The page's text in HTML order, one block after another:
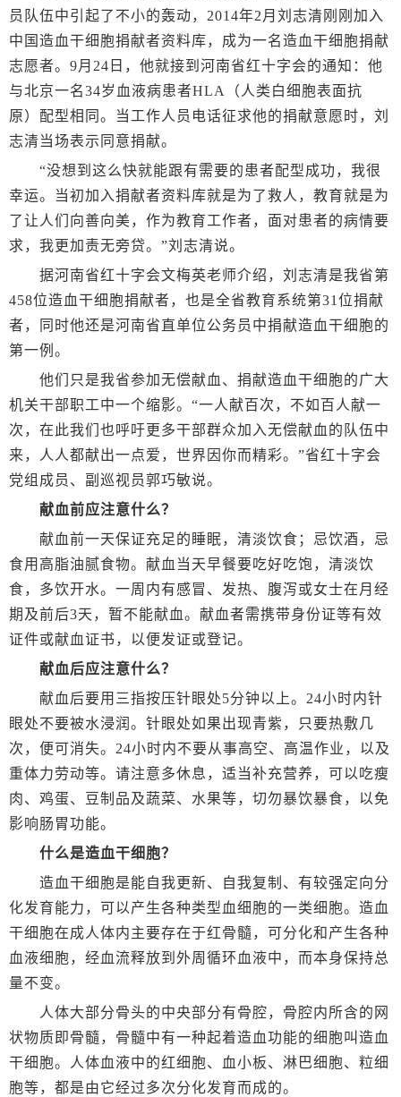
员队伍中引起了不小的轰动，2014年2月刘志清刚刚加入
中国造血干细胞捐献者资料库，成为一名造血干细胞捐献
志愿者。9月24日，他就接到河南省红十字会的通知：他
与北京一名34岁血液病患者HLA（人类白细胞表面抗
原）配型相同。当工作人员电话征求他的捐献意愿时，刘
志清当场表示同意捐献。
“没想到这么快就能跟有需要的患者配型成功，我很
幸运。当初加入捐献者资料库就是为了救人，教育就是为
了让人们向善向美，作为教育工作者，面对患者的病情要
求，我更加责无旁贷。”刘志清说。
据河南省红十字会文梅英老师介绍，刘志清是我省第
458位造血干细胞捐献者，也是全省教育系统第31位捐献
者，同时他还是河南省直单位公务员中捐献造血干细胞的
第一例。
他们只是我省参加无偿献血、捐献造血干细胞的广大
机关干部职工中一个缩影。“一人献百次，不如百人献一
次，在此我们也呼吁更多干部群众加入无偿献血的队伍中
来，人人都献出一点爱，世界因你而精彩。”省红十字会
党组成员、副巡视员郭巧敏说。
献血前应注意什么？
献血前一天保证充足的睡眠，清淡饮食；忌饮酒，忌
食用高脂油腻食物。献血当天早餐要吃好吃饱，清淡饮
食，多饮开水。一周内有感冒、发热、腹泻或女士在月经
期及前后3天，暂不能献血。献血者需携带身份证等有效
证件或献血证书，以便发证或登记。
献血后应注意什么？
献血后要用三指按压针眼处5分钟以上。24小时内针
眼处不要被水浸润。针眼处如果出现青紫，只要热敷几
次，便可消失。24小时内不要从事高空、高温作业，以及
重体力劳动等。请注意多休息，适当补充营养，可以吃瘦
肉、鸡蛋、豆制品及蔬菜、水果等，切勿暴饮暴食，以免
影响肠胃功能。
什么是造血干细胞？
造血干细胞是能自我更新、自我复制、有较强定向分
化发育能力，可以产生各种类型血细胞的一类细胞。造血
干细胞在成人体内主要存在于红骨髓，可分化和产生各种
血液细胞，经血流释放到外周循环血液中，而本身保持总
量不变。
人体大部分骨头的中央部分有骨腔，骨腔内所含的网
状物质即骨髓，骨髓中有一种起着造血功能的细胞叫造血
干细胞。人体血液中的红细胞、血小板、淋巴细胞、粒细
胞等，都是由它经过多次分化发育而成的。